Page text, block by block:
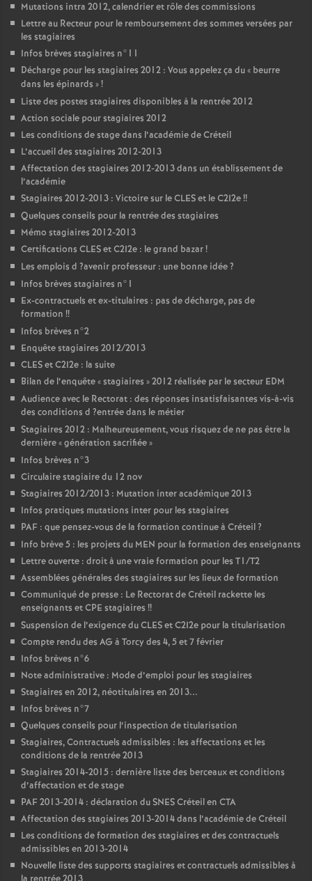
Mutations intra 2012, calendrier et rôle des commissions
Lettre au Recteur pour le remboursement des sommes versées par
les stagiaires
Infos brèves stagiaires n°11
Décharge pour les stagiaires 2012 : Vous appelez ça du « beurre
dans les épinards »!
Liste des postes stagiaires disponibles à la rentrée 2012
Action sociale pour stagiaires 2012
Les conditions de stage dans l’académie de Créteil
L’accueil des stagiaires 2012-2013
Affectation des stagiaires 2012-2013 dans un établissement de
l’académie
Stagiaires 2012-2013 : Victoire sur leCLESet le C2I2e!!
Quelques conseils pour la rentrée des stagiaires
Mémo stagiaires 2012-2013
Certifications CLESet C2I2e : le grand bazar!
Les emplois d ?avenir professeur : une bonne idée?
Infos brèves stagiaires n°1
Ex-contractuels et ex-titulaires : pas de décharge, pas de
formation !!
Infos brèves n°2
Enquête stagiaires 2012/2013
CLESet C2I2e : la suite
Bilan de l’enquête «stagiaires » 2012 réalisée par le secteur EDM
Audience avec le Rectorat : des réponses insatisfaisantes vis-à-vis
des conditions d ?entrée dans le métier
Stagiaires 2012 : Malheureusement, vous risquez de ne pas être la
dernière «génération sacrifiée»
Infos brèves n°3
Circulaire stagiaire du 12 nov
Stagiaires 2012/2013 : Mutation inter académique 2013
Infos pratiques mutations inter pour les stagiaires
PAF : que pensez-vous de la formation continue à Créteil?
Info brève 5 : les projets du MEN pour la formation des enseignants
Lettre ouverte : droit à une vraie formation pour les T1/T2
Assemblées générales des stagiaires sur les lieux de formation
Communiqué de presse : Le Rectorat de Créteil rackette les
enseignants etCPE stagiaires !!
Suspension de l’exigence duCLESet C2I2e pour la titularisation
Compte rendu des AG à Torcy des 4, 5 et 7 février
Infos brèves n°6
Note administrative : Mode d’emploi pour les stagiaires
Stagiaires en 2012, néotitulaires en 2013...
Infos brèves n°7
Quelques conseils pour l’inspection de titularisation
Stagiaires, Contractuels admissibles : les affectations et les
conditions de la rentrée 2013
Stagiaires 2014-2015 : dernière liste des berceaux et conditions
d’affectation et de stage
PAF2013-2014 : déclaration duSNESCréteil en CTA
Affectation des stagiaires 2013-2014 dans l’académie de Créteil
Les conditions de formation des stagiaires et des contractuels
admissibles en 2013-2014
Nouvelle liste des supports stagiaires et contractuels admissibles à